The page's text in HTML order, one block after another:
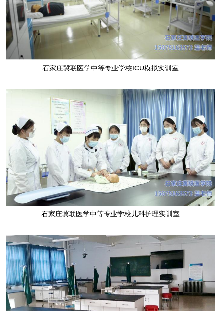
石家庄冀联医学中等专业学校ICU模拟实训室
石家庄冀联医学中等专业学校 儿科护理实训室